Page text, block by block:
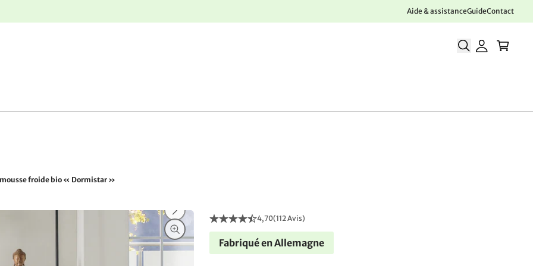
Aide & assistanceGuideContact
froide bio « Dormistar »
4,70(112 Avis)
Fabriqué en Allemagne